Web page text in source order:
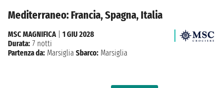
Mediterraneo: Francia, Spagna, Italia
MSC MAGNIFICA
1 GIU 2028
Durata: 7 notti
Partenza da: Marsiglia Sbarco: Marsiglia